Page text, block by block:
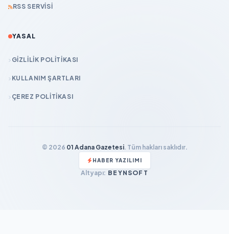
RSS SERVISI
YASAL
GIZLILIK POLITIKASI
KULLANIM ŞARTLARI
ÇEREZ POLITIKASI
© 2026 01 Adana Gazetesi. Tüm hakları saklıdır.
HABER YAZILIMI
Altyapı: BEYNSOFT